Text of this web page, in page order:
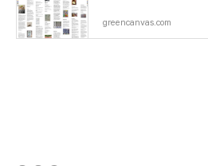
greencanvas.com